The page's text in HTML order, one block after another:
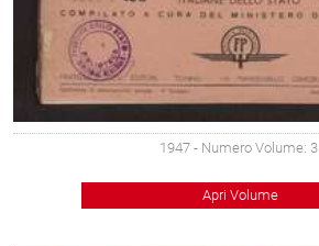
1947 - Numero Volume: 3
Apri Volume